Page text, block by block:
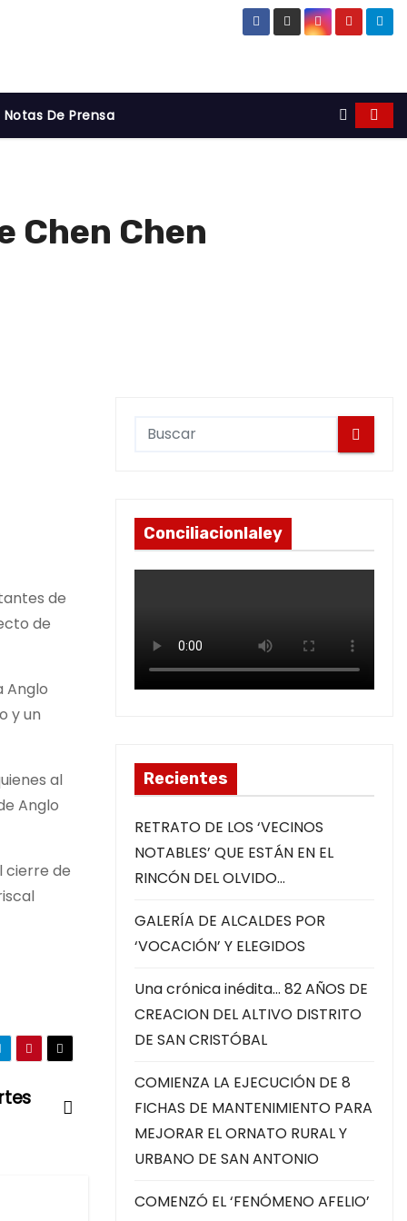
Notas De Prensa
Chen Chen
de
de
Anglo
y un
al
Anglo
cierre de
Conciliacionlaley
Recientes
RETRATO DE LOS ‘VECINOS
NOTABLES’ QUE ESTÁN EN EL
RINCÓN DEL OLVIDO…
GALERÍA DE ALCALDES POR
‘VOCACIÓN’ Y ELEGIDOS
Una crónica inédita… 82 AÑOS DE
CREACION DEL ALTIVO DISTRITO
DE SAN CRISTÓBAL
COMIENZA LA EJECUCIÓN DE 8
FICHAS DE MANTENIMIENTO PARA
MEJORAR EL ORNATO RURAL Y
URBANO DE SAN ANTONIO
COMENZÓ EL ‘FENÓMENO AFELIO’